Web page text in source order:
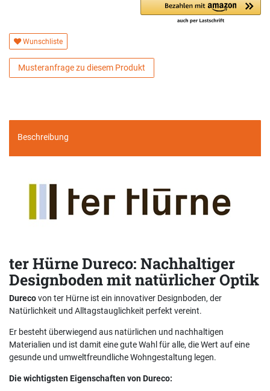
Wunschliste
Musteranfrage zu diesem Produkt
Beschreibung
ter Hürne Dureco: Nachhaltiger
Designboden mit natürlicher Optik
Durecovon ter Hürne ist ein innovativer Designboden, der
Natürlichkeit und Alltagstauglichkeit perfekt vereint.
Er besteht überwiegend aus natürlichen und nachhaltigen
Materialien und ist damit eine gute Wahl für alle, die Wert auf eine
gesunde und umweltfreundliche Wohngestaltung legen.
Die wichtigsten Eigenschaften von Dureco: